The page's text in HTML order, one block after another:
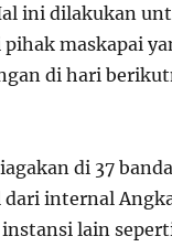
ini dilakukan
maskapai
di hari
di 37
dari internal
lain